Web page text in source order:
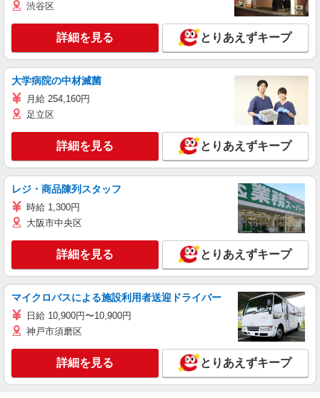
渋谷区
詳細を見る とりあえずキープ
大学病院の中材滅菌
月給 254,160円
足立区
詳細を見る とりあえずキープ
レジ・商品陳列スタッフ
時給 1,300円
大阪市中央区
詳細を見る とりあえずキープ
マイクロバスによる施設利用者送迎ドライバー
日給 10,900円〜10,900円
神戸市須磨区
詳細を見る とりあえずキープ